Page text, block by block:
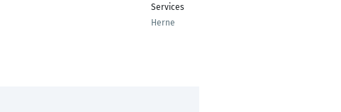
Services
Herne